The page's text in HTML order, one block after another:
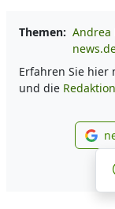
Themen: Andrea
Erfahren Sie hier
und die